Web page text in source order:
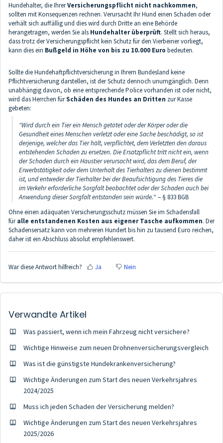
Hundehalter, die IhrerVersicherungspflicht nicht nachkommen,
sollten mit Konsequenzen rechnen. Verursacht Ihr Hund einen Schaden oder
verhält sich auffällig und dies wird durch Dritte an eine Behörde
herangetragen, werden Sie als Hundehalter überprüft. Stellt sich heraus,
dass trotz der Versicherungspflicht kein Schutz für den Vierbeiner vorliegt,
kann dies ein Bußgeld in Höhe von bis zu 10.000 Euro bedeuten.
Sollte die Hundehaftpflichtversicherung in Ihrem Bundesland keine
Pflichtversicherung darstellen, ist der Schutz dennoch unumgänglich. Denn
unabhängig davon, ob eine entsprechende Police vorhanden ist oder nicht,
wird das Herrchen fürSchäden des Hundes an Dritten zur Kasse
gebeten:
“Wird durch ein Tier ein Mensch getötet oder der Körper oder die
Gesundheit eines Menschen verletzt oder eine Sache beschädigt, so ist
derjenige, welcher das Tier hält, verpflichtet, dem Verletzten den daraus
entstehenden Schaden zu ersetzen. Die Ersatzpflicht tritt nicht ein, wenn
der Schaden durch ein Haustier verursacht wird, das dem Beruf, der
Erwerbstätigkeit oder dem Unterhalt des Tierhalters zu dienen bestimmt
ist, und entweder der Tierhalter bei der Beaufsichtigung des Tieres die
im Verkehr erforderliche Sorgfalt beobachtet oder der Schaden auch bei
Anwendung dieser Sorgfalt entstanden sein würde.“ – § 833 BGB
Ohne einen adäquaten Versicherungsschutz müssen Sie im Schadensfall
füralle entstandenen Kosten aus eigener Tasche aufkommen. Der
Schadensersatz kann von mehreren Hundert bis hin zu tausend Euro reichen,
daher ist ein Abschluss absolut empfehlenswert.
War diese Antwort hilfreich? Ja Nein
Verwandte Artikel
Was passiert, wenn ich mein Fahrzeug nicht versichere?
Wichtige Hinweise zum neuen Drohnenversicherungsvergleich
Was ist die günstigste Hundekrankenversicherung?
Wichtige Änderungen zum Start des neuen Verkehrsjahres
2024/2025
Muss ich jeden Schaden der Versicherung melden?
Wichtige Änderungen zum Start des neuen Verkehrsjahres
2025/2026